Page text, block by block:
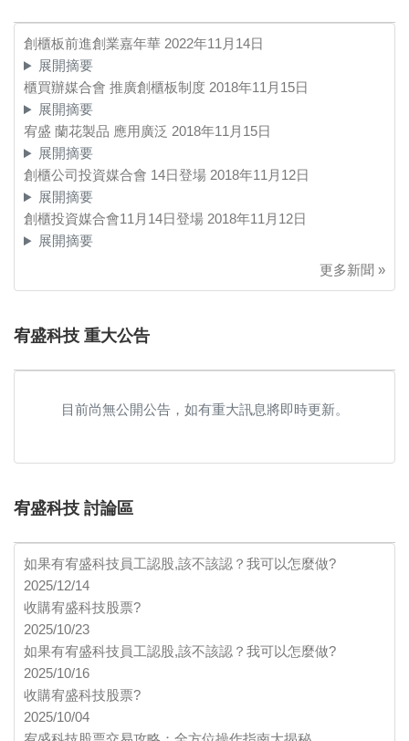
創櫃板前進創業嘉年華 2022年11月14日
展開摘要
櫃買辦媒合會 推廣創櫃板制度 2018年11月15日
展開摘要
宥盛 蘭花製品 應用廣泛 2018年11月15日
展開摘要
創櫃公司投資媒合會 14日登場 2018年11月12日
展開摘要
創櫃投資媒合會11月14日登場 2018年11月12日
展開摘要
更多新聞 »
宥盛科技 重大公告
目前尚無公開公告，如有重大訊息將即時更新。
宥盛科技 討論區
如果有宥盛科技員工認股,該不該認？我可以怎麼做?
2025/12/14
收購宥盛科技股票?
2025/10/23
如果有宥盛科技員工認股,該不該認？我可以怎麼做?
2025/10/16
收購宥盛科技股票?
2025/10/04